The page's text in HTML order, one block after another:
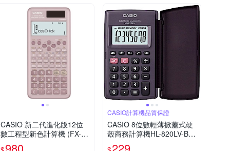
CASIO 新二代進化版12位
數工程型新色計算機 (FX-99
1ES PLUS-2-PK)莫蘭迪藕
980
CASIO計算機品質保證
CASIO 8位數輕薄掀蓋式硬
殼商務計算機HL-820LV-BK
(國家考試專用機種)
229